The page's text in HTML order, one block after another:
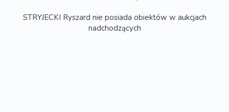
STRYJECKI Ryszard nie posiada obiektów w aukcjach
nadchodzących